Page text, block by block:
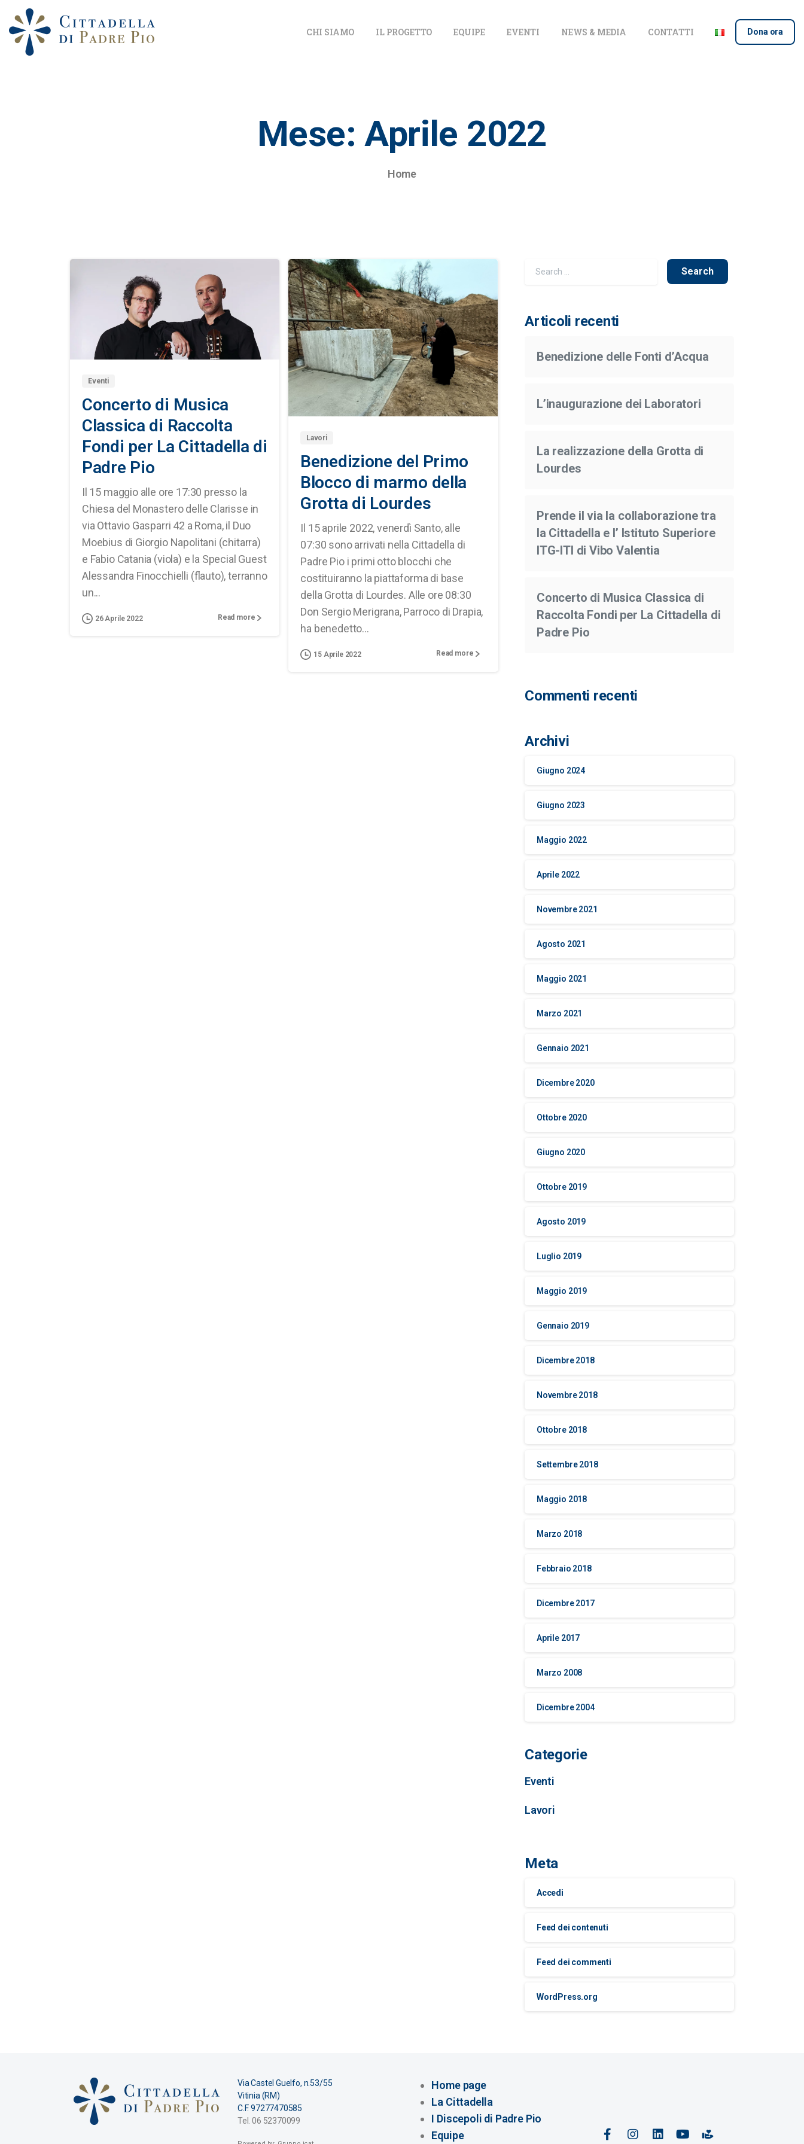
CHI SIAMO IL PROGETTO EQUIPE EVENTI NEWS & MEDIA CONTATTI Dona ora
Mese: Aprile 2022
Home
0 0
Eventi
Concerto di Musica
Classica di Raccolta
Fondi per La Cittadella di
Padre Pio
Il 15 maggio alle ore 17:30 presso la
Chiesa del Monastero delle Clarisse in
via Ottavio Gasparri 42 a Roma, il Duo
Moebius di Giorgio Napolitani (chitarra)
e Fabio Catania (viola) e la Special Guest
Alessandra Finocchielli (flauto), terranno
un...
26 Aprile 2022 Read more
0 1
Lavori
Benedizione del Primo
Blocco di marmo della
Grotta di Lourdes
Il 15 aprile 2022, venerdì Santo, alle
07:30 sono arrivati nella Cittadella di
Padre Pio i primi otto blocchi che
costituiranno la piattaforma di base
della Grotta di Lourdes. Alle ore 08:30
Don Sergio Merigrana, Parroco di Drapia,
ha benedetto...
15 Aprile 2022 Read more
Articoli recenti
Benedizione delle Fonti d’Acqua
L’inaugurazione dei Laboratori
La realizzazione della Grotta di
Lourdes
Prende il via la collaborazione tra
la Cittadella e l’ Istituto Superiore
ITG-ITI di Vibo Valentia
Concerto di Musica Classica di
Raccolta Fondi per La Cittadella di
Padre Pio
Commenti recenti
Archivi
Giugno 2024
Giugno 2023
Maggio 2022
Aprile 2022
Novembre 2021
Agosto 2021
Maggio 2021
Marzo 2021
Gennaio 2021
Dicembre 2020
Ottobre 2020
Giugno 2020
Ottobre 2019
Agosto 2019
Luglio 2019
Maggio 2019
Gennaio 2019
Dicembre 2018
Novembre 2018
Ottobre 2018
Settembre 2018
Maggio 2018
Marzo 2018
Febbraio 2018
Dicembre 2017
Aprile 2017
Marzo 2008
Dicembre 2004
Categorie
Eventi
Lavori
Meta
Accedi
Feed dei contenuti
Feed dei commenti
WordPress.org
Via Castel Guelfo, n.53/55
Vitinia (RM)
C.F. 97277470585
Tel. 06 52370099
Home page
La Cittadella
I Discepoli di Padre Pio
Equipe